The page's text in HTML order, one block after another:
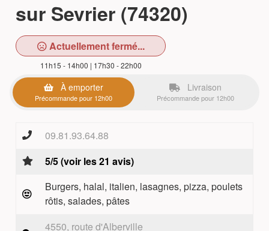
sur Sevrier (74320)
Actuellement fermé...
11h15 - 14h00 | 17h30 - 22h00
À emporter
Précommande pour 12h00
Livraison
Précommande pour 12h00
09.81.93.64.88
5/5 (voir les 21 avis)
Burgers, halal, italien, lasagnes, pizza, poulets
rôtis, salades, pâtes
4550, route d'Alberville